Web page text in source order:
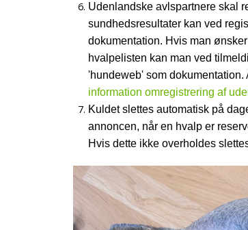
Udenlandske avlspartnere skal
sundhedsresultater kan ved
dokumentation. Hvis man
hvalpelisten kan man ved
'hundeweb' som
information omregistrering af
Kuldet slettes automatisk på
annoncen, når en hvalp er
Hvis dette ikke overholdes